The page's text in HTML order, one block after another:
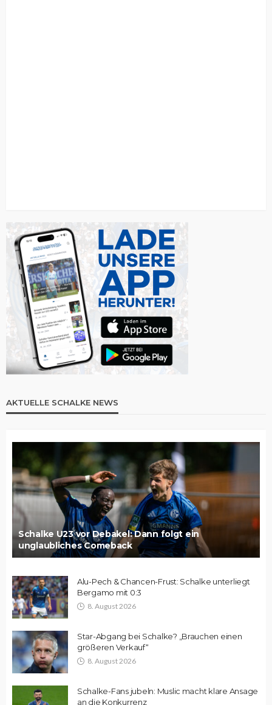
AKTUELLE SCHALKE NEWS
Schalke U23 vor Debakel: Dann folgt ein
unglaubliches Comeback
Alu-Pech & Chancen-Frust: Schalke unterliegt
Bergamo mit 0:3
8. August 2026
Star-Abgang bei Schalke? „Brauchen einen
größeren Verkauf“
8. August 2026
Schalke-Fans jubeln: Muslic macht klare Ansage
an die Konkurrenz